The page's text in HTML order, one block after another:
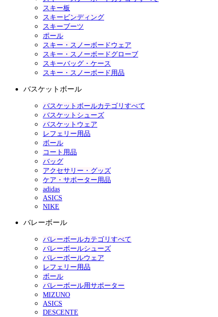
スキー板
スキービンディング
スキーブーツ
ポール
スキー・スノーボードウェア
スキー・スノーボードグローブ
スキーバッグ・ケース
スキー・スノーボード用品
バスケットボール
バスケットボールカテゴリすべて
バスケットシューズ
バスケットウェア
レフェリー用品
ボール
コート用品
バッグ
アクセサリー・グッズ
ケア・サポーター用品
adidas
ASICS
NIKE
バレーボール
バレーボールカテゴリすべて
バレーボールシューズ
バレーボールウェア
レフェリー用品
ボール
バレーボール用サポーター
MIZUNO
ASICS
DESCENTE